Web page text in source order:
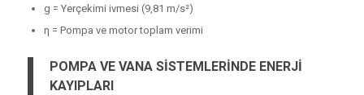
g = Yerçekimi ivmesi (9,81 m/s²)
η = Pompa ve motor toplam verimi
POMPA VE VANA SİSTEMLERİNDE ENERJİ
KAYIPLARI